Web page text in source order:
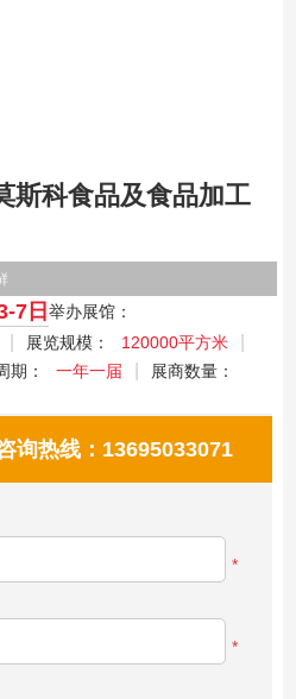
斯科食品及食品加工
7日 举办展馆：
展览规模：
120000平方米
期： 一年一届
展商数量：
询热线：13695033071
*
*